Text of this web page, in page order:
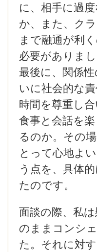
に、相手に過
か、また、ク
まで融通が利
必要がありまし
最後に、関係
いに社会的な
時間を尊重し
食事と会話を
るのか。その
とって心地よ
う点を、具体
たのです。
面談の際、私
のままコンシ
た。それに対